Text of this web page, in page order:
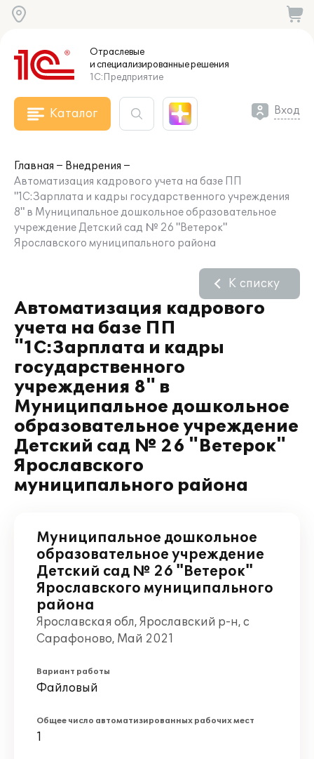
Отраслевые
и специализированныерешения
1С:Предприятие
Каталог Вход
Главная
Внедрения
Автоматизация кадрового учета на базе ПП
"1С:Зарплата и кадры государственного учреждения
8" в Муниципальное дошкольное образовательное
учреждение Детский сад № 26 "Ветерок"
Ярославского муниципального района
Автоматизация кадрового
учета на базе ПП
"1С:Зарплата и кадры
государственного
учреждения 8" в
Муниципальное дошкольное
образовательное учреждение
Детский сад № 26 "Ветерок"
Ярославского
муниципального района
К списку
Муниципальное дошкольное
образовательное учреждение
Детский сад № 26 "Ветерок"
Ярославского муниципального
района
Ярославская обл, Ярославский р-н, с
Сарафоново, Май 2021
Вариант работы
Файловый
Общее число автоматизированных рабочих мест
1